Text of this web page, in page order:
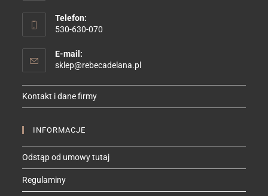
Telefon:
530-630-070
E-mail:
sklep@rebecadelana.plOpens
your
Kontakt i dane firmy
INFORMACJE
Odstąp od umowy tutaj
Regulaminy